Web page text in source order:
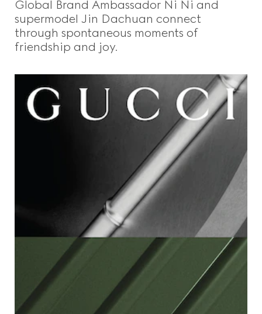
Global Brand Ambassador Ni Ni and
supermodel Jin Dachuan connect
through spontaneous moments of
friendship and joy.